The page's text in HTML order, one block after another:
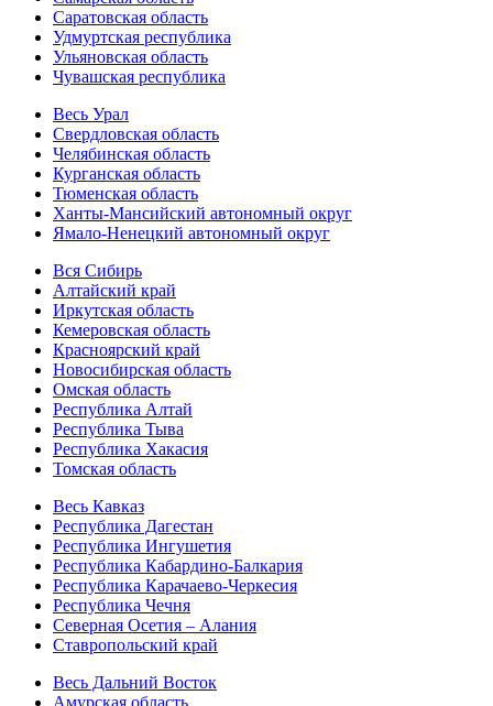
Саратовская область
Удмуртская республика
Ульяновская область
Чувашская республика
Весь Урал
Свердловская область
Челябинская область
Курганская область
Тюменская область
Ханты-Мансийский автономный округ
Ямало-Ненецкий автономный округ
Вся Сибирь
Алтайский край
Иркутская область
Кемеровская область
Красноярский край
Новосибирская область
Омская область
Республика Алтай
Республика Тыва
Республика Хакасия
Томская область
Весь Кавказ
Республика Дагестан
Республика Ингушетия
Республика Кабардино-Балкария
Республика Карачаево-Черкесия
Республика Чечня
Северная Осетия – Алания
Ставропольский край
Весь Дальний Восток
Амурская область